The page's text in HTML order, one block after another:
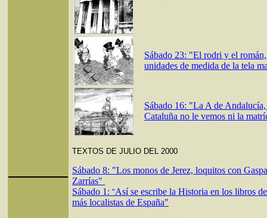
Sábado 23: "El rodri y el
unidades de medida de la tela
Sábado 16: "La A de
Cataluña no le vemos ni la
TEXTOS DE JULIO DEL 2000
Sábado 8: "Los monos de Jerez, loquitos con
Zarrías"
Sábado 1: "Así se escribe la Historia en los libros
más localistas de España"